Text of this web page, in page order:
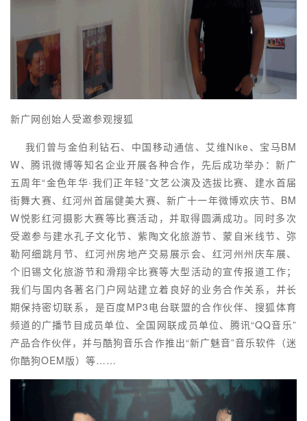
新广网创始人受邀参观搜狐
我们曾与金伯利钻石、中国移动通信、艾维Nike、宝马BM
W、腾讯微博等知名企业开展各种合作，先后成功举办：新广
五周年“金色年华·我们正年轻”文艺公演及选拔比赛、建水首届
街舞大赛、红河州首届健美大赛、新广十一年微博欢庆节、BM
W悦影红河摄影大赛等比赛活动，并取得圆满成功。同时多次
受邀参与建水孔子文化节、紫陶文化旅游节、蒙自米线节、弥
勒阿细跳月节、红河州房地产交易展示会、红河州州庆车展、
个旧锡文化旅游节和滑翔伞比赛等大型活动的宣传报道工作；
我们与国内各著名门户网站建立着良好的业务合作关系，并长
期保持密切联系，是百度MP3电台联盟的合作伙伴、搜狐体育
频道的广播节目成员单位、全国网联成员单位、腾讯“QQ音乐”
产品合作伙伴，并与酷狗音乐合作推出“新广魅音”音乐软件（迷
你酷狗OEM版）等……